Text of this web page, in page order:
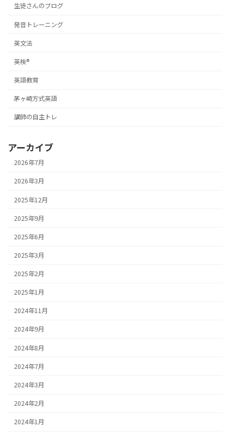
生徒さんのブログ
発音トレーニング
英文法
英検®
英語教育
茅ヶ崎方式英語
講師の自主トレ
アーカイブ
2026年7月
2026年3月
2025年12月
2025年9月
2025年6月
2025年3月
2025年2月
2025年1月
2024年11月
2024年9月
2024年8月
2024年7月
2024年3月
2024年2月
2024年1月